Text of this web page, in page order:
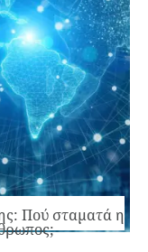
Πού σταματά η